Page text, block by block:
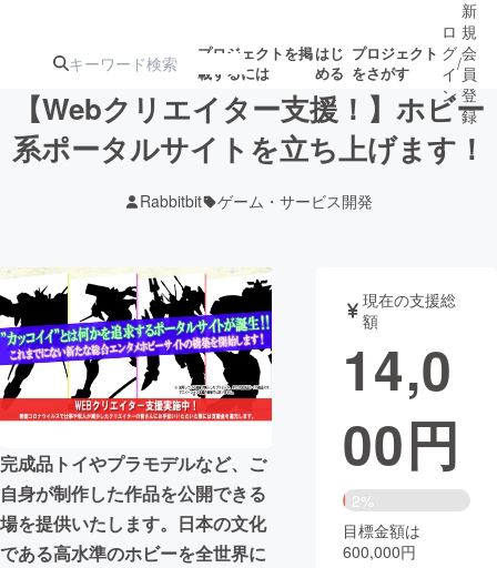
プロジェクトを掲
載するには
はじ
める
プロジェクト
をさがす
ターン
ジェクト
ロジェクト
アート・写真 音楽
テクノロジー・ガジェット ゲーム・
映像・映画 書籍・雑誌
ビジネス・起業 チャレンジ
まちづくり・地域活性化
ロ
グ
イ
ン
/
新
規
会
員
登
録
【Webクリエイター支援！】ホビー
系ポータルサイトを立ち上げます！
Rabbitbit ゲーム・サービス開発
完成品トイやプラモデルなど、ご
自身が制作した作品を公開できる
場を提供いたします。日本の文化
である高水準のホビーを全世界に
現在の支援総
額
14,0
00円
2%
目標金額は
600,000円